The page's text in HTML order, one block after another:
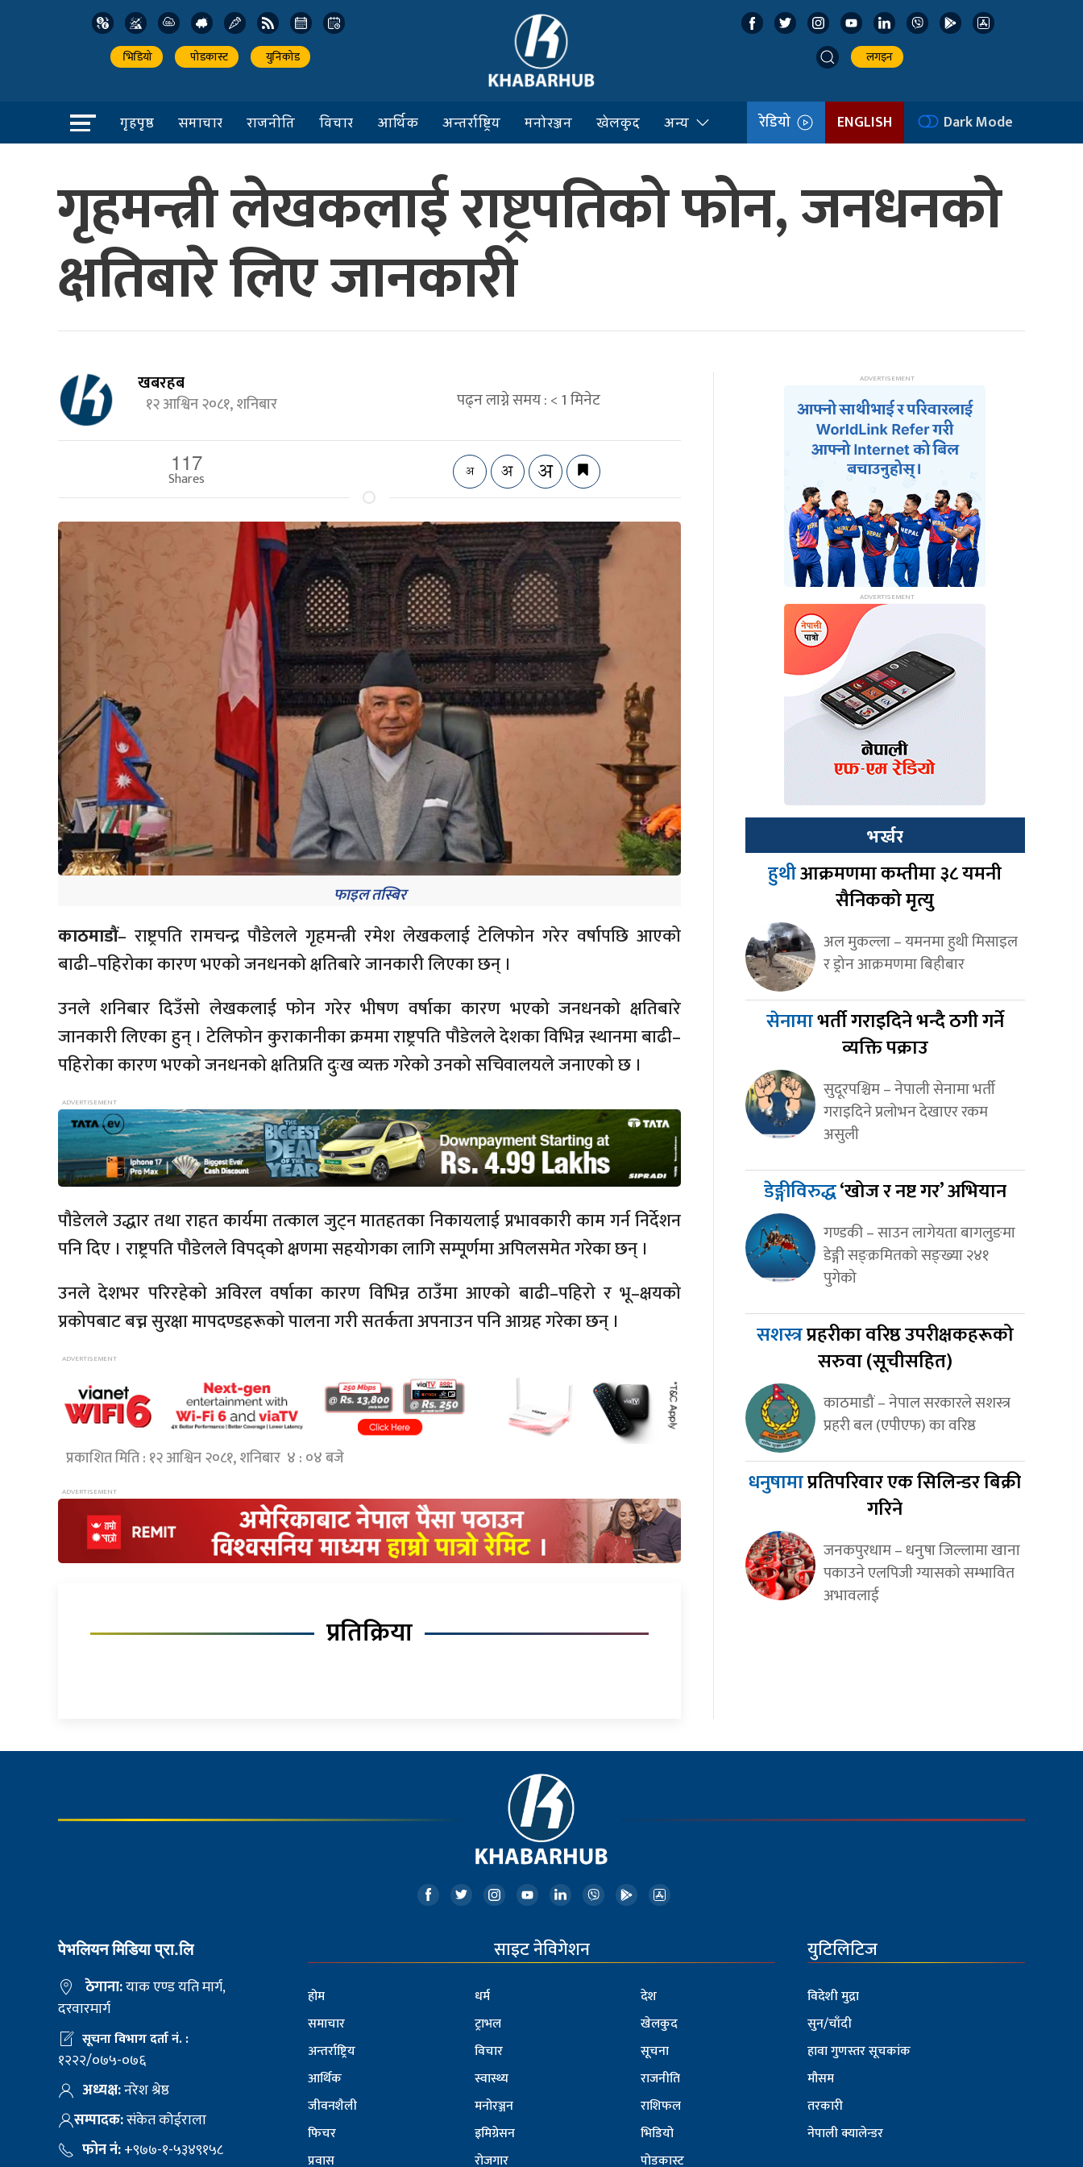
भिडियो पोडकास्ट युनिकोड लगइन
गृहपृष्ठ समाचार राजनीति विचार आर्थिक अन्तर्राष्ट्रिय मनोरञ्जन खेलकुद अन्य रेडियो ENGLISH Dark Mode
गृहमन्त्री लेखकलाई राष्ट्रपतिको फोन, जनधनको
क्षतिबारे लिए जानकारी
खबरहब
१२ आश्विन २०८१, शनिबार पढ्न लाग्ने समय :< 1मिनेट
117
Shares
फाइल तस्बिर
काठमाडौं– राष्ट्रपति रामचन्द्र पौडेलले गृहमन्त्री रमेश लेखकलाई टेलिफोन गरेर वर्षापछि आएको
बाढी–पहिरोकाकारण भएको जनधनको क्षतिबारे जानकारी लिएका छन् ।
उनले शनिबार दिउँसो लेखकलाई फोन गरेर भीषण वर्षाका कारण भएको जनधनको क्षतिबारे
जानकारी लिएका हुन् । टेलिफोन कुराकानीका क्रममा राष्ट्रपति पौडेलले देशका विभिन्न स्थानमाबाढी–
पहिरोकाकारण भएको जनधनको क्षतिप्रति दुःख व्यक्त गरेको उनको सचिवालयले जनाएको छ ।
पौडेलले उद्धार तथा राहत कार्यमा तत्काल जुट्न मातहतका निकायलाई प्रभावकारी काम गर्न निर्देशन
पनि दिए । राष्ट्रपति पौडेलले विपद्को क्षणमा सहयोगका लागिसम्पूर्णमाअपिलसमेत गरेका छन् ।
उनले देशभर परिरहेको अविरल वर्षाका कारण विभिन्न ठाउँमा आएको बाढी–पहिरोरभू–क्षयको
प्रकोपबाट बच्न सुरक्षा मापदण्डहरूको पालना गरी सतर्कता अपनाउन पनि आग्रह गरेका छन् ।
प्रकाशित मिति : १२ आश्विन २०८१, शनिबार ४ : ०४ बजे
प्रतिक्रिया
भर्खर
हुथीआक्रमणमा कम्तीमा ३८ यमनी
सैनिकको मृत्यु
अल मुकल्ला – यमनमा हुथी मिसाइल
र ड्रोन आक्रमणमा बिहीबार
सेनामाभर्ती गराइदिने भन्दै ठगी गर्ने
व्यक्ति पक्राउ
सुदूरपश्चिम – नेपाली सेनामा भर्ती
गराइदिने प्रलोभन देखाएर रकम
असुली
डेङ्गीविरुद्ध‘खोज र नष्ट गर’ अभियान
गण्डकी – साउन लागेयता बागलुङमा
डेङ्गी सङ्क्रमितको सङ्ख्या २४१
पुगेको
सशस्त्रप्रहरीका वरिष्ठ उपरीक्षकहरूको
सरुवा (सूचीसहित)
काठमाडौं – नेपाल सरकारले सशस्त्र
प्रहरी बल (एपीएफ) का वरिष्ठ
धनुषामाप्रतिपरिवार एक सिलिन्डर बिक्री
गरिने
जनकपुरधाम – धनुषा जिल्लामा खाना
पकाउने एलपिजी ग्यासको सम्भावित
अभावलाई
पेभलियन मिडिया प्रा.लि
ठेगाना:याक एण्ड यति मार्ग,
दरवारमार्ग
सूचना विभाग दर्ता नं. :
१२२२/०७५-०७६
अध्यक्ष:नरेश श्रेष्ठ
सम्पादक:संकेत कोईराला
फोन नं:+९७७-१-५३४९१५८
साइट नेविगेशन
होम
समाचार
अन्तर्राष्ट्रिय
आर्थिक
जीवनशैली
फिचर
प्रवास
धर्म
ट्राभल
विचार
स्वास्थ्य
मनोरञ्जन
इमिग्रेसन
रोजगार
देश
खेलकुद
सूचना
राजनीति
राशिफल
भिडियो
पोडकास्ट
युटिलिटिज
विदेशी मुद्रा
सुन/चाँदी
हावा गुणस्तर सूचकांक
मौसम
तरकारी
नेपाली क्यालेन्डर